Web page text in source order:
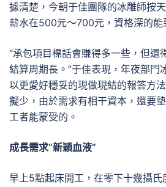
據清楚，今朝于佳團隊的冰雕師按
薪水在500元～700元，資格深的能
“承包項目標話會賺得多一些，但還
結算周期長。”于佳表現，年夜部門
以更愛好穩妥的現做現結的報答方
擬少，由於需求有相干資本，還要
工者能蒙受的。
成長需求“新穎血液”
早上5點起床開工，在零下十幾攝氏